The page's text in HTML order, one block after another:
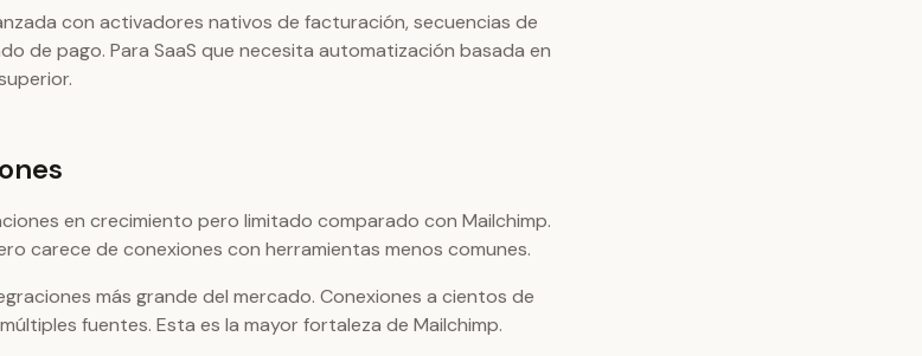
con activadores nativos de facturación, secuencias de
de pago. Para SaaS que necesita automatización basada en
en crecimiento pero limitado comparado con Mailchimp.
carece de conexiones con herramientas menos comunes.
más grande del mercado. Conexiones a cientos de
fuentes. Esta es la mayor fortaleza de Mailchimp.